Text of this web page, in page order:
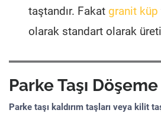
taştandır. Fakat granit küp
olarak standart olarak
Parke Taşı Döşeme
Parke taşı kaldırım taşları veya kilit